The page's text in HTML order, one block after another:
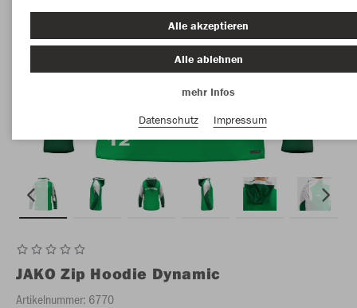
JAKO Zip Hoodie Dynamic
Artikelnummer: 6770
Alle akzeptieren
Alle ablehnen
mehr Infos
Datenschutz
Impressum